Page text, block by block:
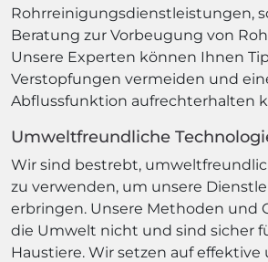
Rohrreinigungsdienstleistungen,
Beratung zur Vorbeugung von
Unsere Experten können Ihnen
Verstopfungen vermeiden und
Abflussfunktion aufrechterhalten
Umweltfreundliche
Wir sind bestrebt,
zu verwenden, um unsere
erbringen. Unsere Methoden und
die Umwelt nicht und sind sicher
Haustiere. Wir setzen auf effektive